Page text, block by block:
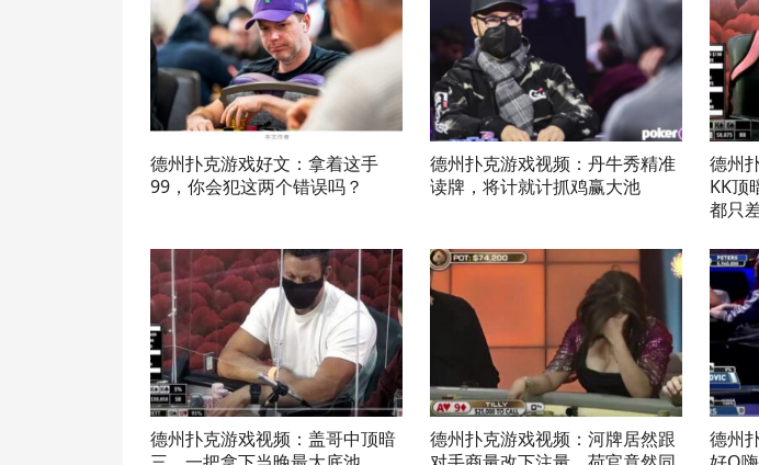
德州扑克游戏好文：拿着这手
99，你会犯这两个错误吗？
德州扑克游戏视频：丹牛秀精准
读牌，将计就计抓鸡赢大池
德州
KK顶
都只
德州扑克游戏视频：盖哥中顶暗
德州扑克游戏视频：河牌居然跟
德州